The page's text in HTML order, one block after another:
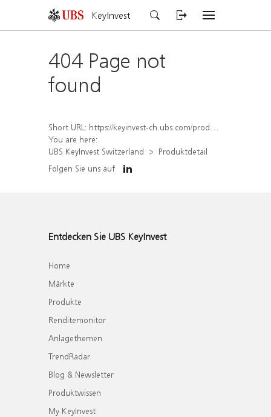
KeyInvest
404 Page not
found
Short URL: https://keyinvest-ch.ubs.com/produkt/detail/index/isin/CH1574370347
You are here:
UBS KeyInvest Switzerland
Produktdetail
Folgen Sie uns auf
Entdecken Sie UBS KeyInvest
Home
Märkte
Produkte
Renditemonitor
Anlagethemen
TrendRadar
Blog & Newsletter
Produktwissen
My KeyInvest